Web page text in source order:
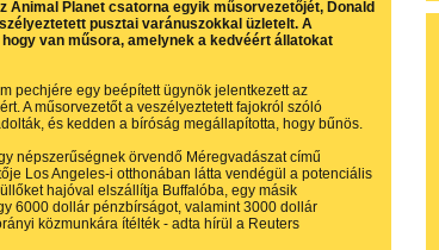
Animal Planet csatorna egyik műsorvezetőjét, Donald
pusztai varánuszokkal üzletelt. A
van műsora, amelynek a kedvéért állatokat
pechjére egy beépített ügynök jelentkezett az
A műsorvezetőt a veszélyeztetett fajokról szóló
és kedden a bíróság megállapította, hogy bűnös.
népszerűségnek örvendő Méregvadászat című
Los Angeles-i otthonában látta vendégül a potenciális
hajóval elszállítja Buffalóba, egy másik
6000 dollár pénzbírságot, valamint 3000 dollár
közmunkára ítélték - adta hírül a Reuters